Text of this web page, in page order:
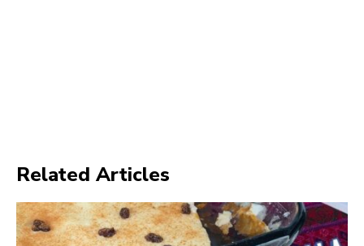
Related Articles